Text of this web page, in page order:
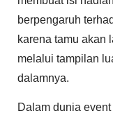
berpengaruh
karena tamu akan
melalui tampilan
dalamnya.
Dalam dunia